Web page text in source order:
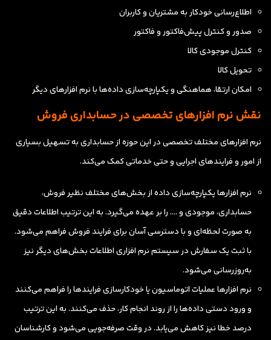
اطلاع‌رسانی خودکار به مشتریان و کاربران
صدور و کنترل پیش‌فاکتور و فاکتور
کنترل موجودی کالا
تحویل کالا
امکان ارتقا، هماهنگی و یکپارچه‌سازی داده‌ها با نرم افزارهای دیگر
نقش نرم افزارهای تخصصی در حسابداری فروش
نرم افزارهای مختلف تخصصی در این حوزه از حسابداری به تسهیل بسیاری
از امور و فرایندهای اجرایی و حتی خدماتی کمک می‌کند.
نرم افزارها یکپارچه‌سازی داده از بخش‌های مختلف نظیر فروش،
حسابداری، موجودی و …. را بر عهده می‌گیرد. به این ترتیب اطلاعات دقیق
به صورت لحظه‌ای و با دسترسی آسان برای فرایند فروش فراهم می‌شود.
با ثبت یک سفارش در سیستم نرم افزاری اطلاعات بخش‌های دیگر نیز
به‌روزرسانی می‌شود.
نرم افزارها عملیات اتوماسیون یا خودکارسازی فرایندها را فراهم می‌کنند
و ورود دستی داده‌ها را از روند انجام کار، حذف می‌کنند. به این ترتیب
درصد خطا نیز کاهش می‌یابد. در وقت صرفه‌جویی می‌‌شود و کارشناسان